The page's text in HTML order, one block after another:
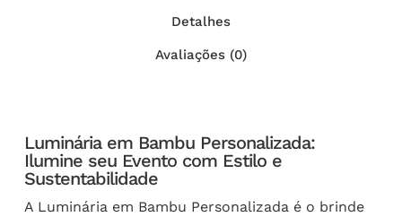
Detalhes
Avaliações (0)
Luminária em Bambu Personalizada:
Ilumine seu Evento com Estilo e
Sustentabilidade
A Luminária em Bambu Personalizada é o brinde